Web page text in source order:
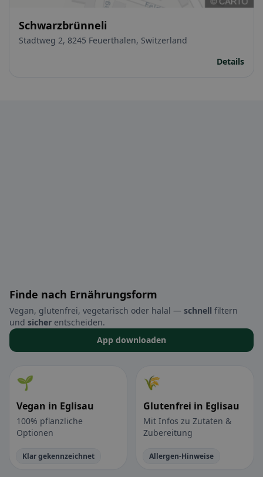
Schwarzbrünneli
Stadtweg 2, 8245 Feuerthalen, Switzerland
Details
Finde nach Ernährungsform
Vegan, glutenfrei, vegetarisch oder halal — schnell filtern
und sicher entscheiden.
App downloaden
🌱
Vegan in Eglisau
100% pflanzliche
Optionen
Klar gekennzeichnet
🌾
Glutenfrei in Eglisau
Mit Infos zu Zutaten &
Zubereitung
Allergen-Hinweise